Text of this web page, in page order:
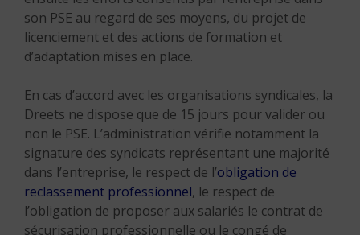
son PSE au regard de ses moyens, du projet de
licenciement et des actions de formation et
d’adaptation mises en place.
En cas d’accord avec les organisations syndicales, la
Dreets ne dispose que de 15 jours pour valider ou
non le PSE. L’administration vérifie notamment la
signature des syndicats représentant une majorité
dans l’entreprise, le respect de l’obligation de
reclassement professionnel, le respect de
l’obligation de proposer aux salariés le contrat de
sécurisation professionnelle ou le congé de